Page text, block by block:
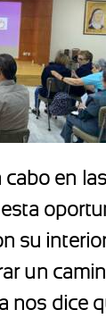
en
su
un
dice